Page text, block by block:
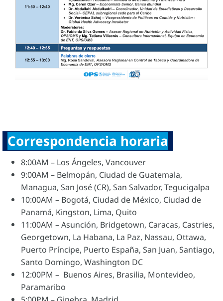
Correspondencia horaria
8:00AM – Los Ángeles, Vancouver
9:00AM – Belmopán, Ciudad de Guatemala,
Managua, San José (CR), San Salvador, Tegucigalpa
10:00AM – Bogotá, Ciudad de México, Ciudad de
Panamá, Kingston, Lima, Quito
11:00AM – Asunción, Bridgetown, Caracas, Castries,
Georgetown, La Habana, La Paz, Nassau, Ottawa,
Puerto Príncipe, Puerto España, San Juan, Santiago,
Santo Domingo, Washington DC
12:00PM – Buenos Aires, Brasilia, Montevideo,
Paramaribo